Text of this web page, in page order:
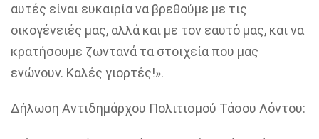
αυτές είναι ευκαιρία να βρεθούμε με τις
οικογένειές μας, αλλά και με τον εαυτό μας, και να
κρατήσουμε ζωντανά τα στοιχεία που μας
ενώνουν. Καλές γιορτές!».
Δήλωση Αντιδημάρχου Πολιτισμού Τάσου Λόντου: